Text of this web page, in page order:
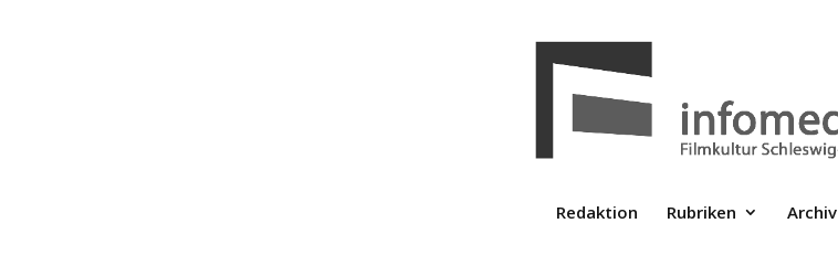
Redaktion Rubriken Archiv